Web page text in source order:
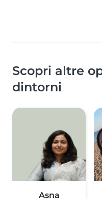
Scopri altre
dintorni
Asna